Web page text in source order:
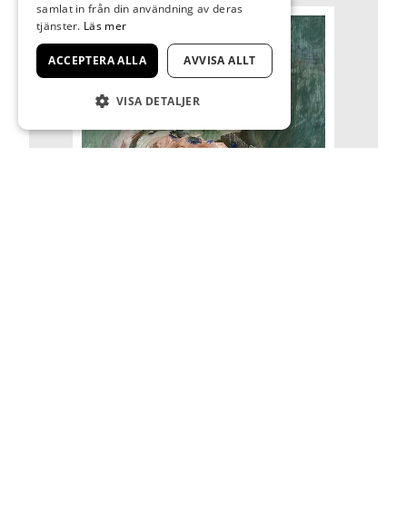
samlat in från din användning av deras
tjänster. Läs mer
ACCEPTERA ALLA AVVISA ALLT
VISA DETALJER